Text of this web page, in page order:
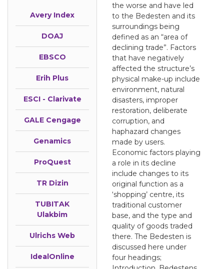
Avery Index
DOAJ
EBSCO
Erih Plus
ESCI - Clarivate
GALE Cengage
Genamics
ProQuest
TR Dizin
TUBITAK
Ulakbim
Ulrichs Web
IdealOnline
the worse and have led
to the Bedesten and its
surroundings being
defined as an “area of
declining trade”. Factors
that have negatively
affected the structure’s
physical make-up include
environment, natural
disasters, improper
restoration, deliberate
corruption, and
haphazard changes
made by users.
Economic factors playing
a role in its decline
include changes to its
original function as a
‘shopping’ centre, its
traditional customer
base, and the type and
quality of goods traded
there. The Bedesten is
discussed here under
four headings;